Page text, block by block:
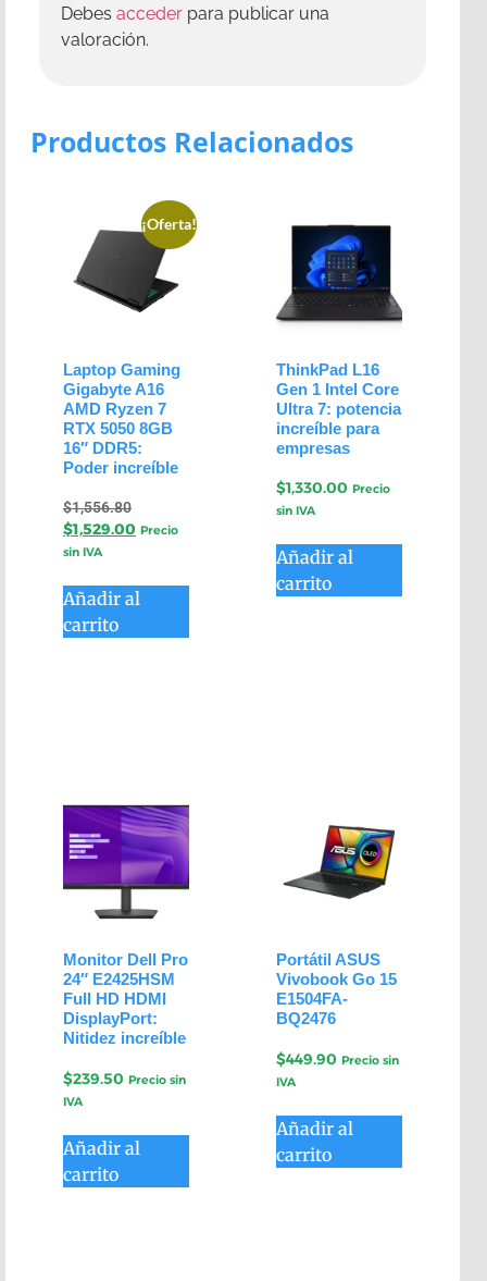
Debes acceder para publicar una
valoración.
Productos Relacionados
¡Oferta!
Laptop Gaming
Gigabyte A16
AMD Ryzen 7
RTX 5050 8GB
16″ DDR5:
Poder increíble
$1,556.80
$1,529.00 Precio
sin IVA
Añadir al
carrito
ThinkPad L16
Gen 1 Intel Core
Ultra 7: potencia
increíble para
empresas
$1,330.00 Precio
sin IVA
Añadir al
carrito
Monitor Dell Pro
24″ E2425HSM
Full HD HDMI
DisplayPort:
Nitidez increíble
$239.50 Precio sin
IVA
Añadir al
carrito
Portátil ASUS
Vivobook Go 15
E1504FA-
BQ2476
$449.90 Precio sin
IVA
Añadir al
carrito